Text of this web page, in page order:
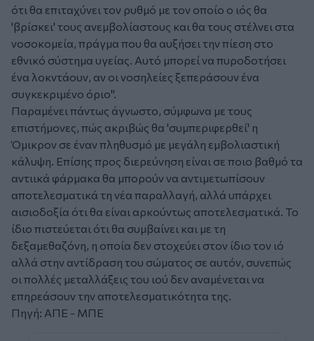
ότι θα επιταχύνει τον ρυθμό με τον οποίο ο ιός θα
'βρίσκει' τους ανεμβολίαστους και θα τους στέλνει στα
νοσοκομεία, πράγμα που θα αυξήσει την πίεση στο
εθνικό σύστημα υγείας. Αυτό μπορεί να πυροδοτήσει
ένα λοκντάουν, αν οι νοσηλείες ξεπεράσουν ένα
συγκεκριμένο όριο".
Παραμένει πάντως άγνωστο, σύμφωνα με τους
επιστήμονες, πώς ακριβώς θα 'συμπεριφερθεί' η
Όμικρον σε έναν πληθυσμό με μεγάλη εμβολιαστική
κάλυψη. Επίσης προς διερεύνηση είναι σε ποιο βαθμό τα
αντιικά φάρμακα θα μπορούν να αντιμετωπίσουν
αποτελεσματικά τη νέα παραλλαγή, αλλά υπάρχει
αισιοδοξία ότι θα είναι αρκούντως αποτελεσματικά. Το
ίδιο πιστεύεται ότι θα συμβαίνει και με τη
δεξαμεθαζόνη, η οποία δεν στοχεύει στον ίδιο τον ιό
αλλά στην αντίδραση του σώματος σε αυτόν, συνεπώς
οι πολλές μεταλλάξεις του ιού δεν αναμένεται να
επηρεάσουν την αποτελεσματικότητα της.
Πηγή: ΑΠΕ - ΜΠΕ